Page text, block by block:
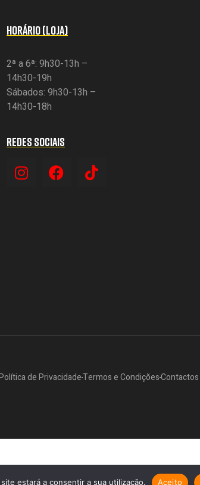
HORÁRIO (LOJA)
2ª a 6ª: 9h30-13h –
14h30-19h
Sábados: 9h30-13h –
14h30-18h
REDES SOCIAIS
de PrivacidadeTermos e CondiçõesContactos
estará a consentir a sua utilização. Aceito